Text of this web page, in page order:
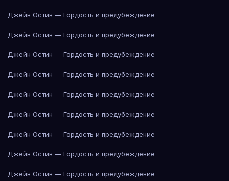
Джейн Остин — Гордость и предубеждение
Джейн Остин — Гордость и предубеждение
Джейн Остин — Гордость и предубеждение
Джейн Остин — Гордость и предубеждение
Джейн Остин — Гордость и предубеждение
Джейн Остин — Гордость и предубеждение
Джейн Остин — Гордость и предубеждение
Джейн Остин — Гордость и предубеждение
Джейн Остин — Гордость и предубеждение